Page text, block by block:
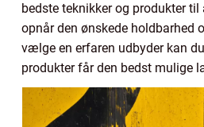
bedste teknikker og produkter til
opnår den ønskede holdbarhed
vælge en erfaren udbyder kan
produkter får den bedst mulige